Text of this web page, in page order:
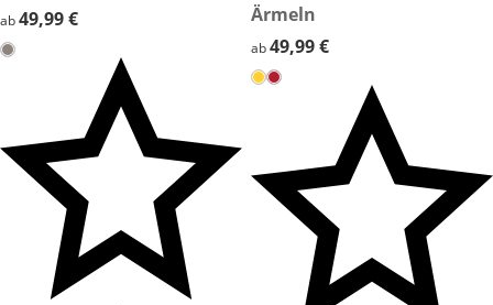
49,99 €
ab49,99 €
Ärmeln
49,99 €
ab49,99 €